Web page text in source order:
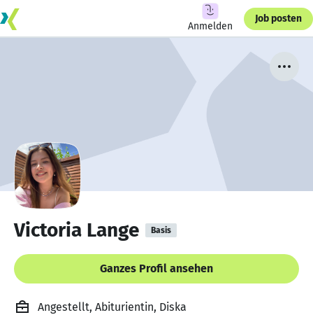
Anmelden
Job posten
Victoria Lange Basis
Ganzes Profil ansehen
Angestellt, Abiturientin, Diska